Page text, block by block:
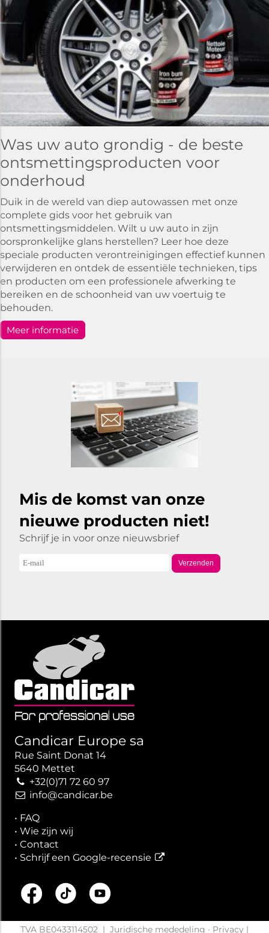
Was uw auto grondig - de beste
ontsmettingsproducten voor
onderhoud
Duik in de wereld van diep autowassen met onze
complete gids voor het gebruik van
ontsmettingsmiddelen. Wilt u uw auto in zijn
oorspronkelijke glans herstellen? Leer hoe deze
speciale producten verontreinigingen effectief kunnen
verwijderen en ontdek de essentiële technieken, tips
en producten om een professionele afwerking te
bereiken en de schoonheid van uw voertuig te
behouden.
Meer informatie
Mis de komst van onze
nieuwe producten niet!
Schrijf je in voor onze nieuwsbrief
Verzenden
Candicar Europe sa
Rue Saint Donat 14
5640 Mettet
+32(0)71 72 60 97
info@candicar.be
• FAQ
• Wie zijn wij
• Contact
• Schrijf een Google-recensie
TVA BE0433114502 | Juridische mededeling · Privacy |